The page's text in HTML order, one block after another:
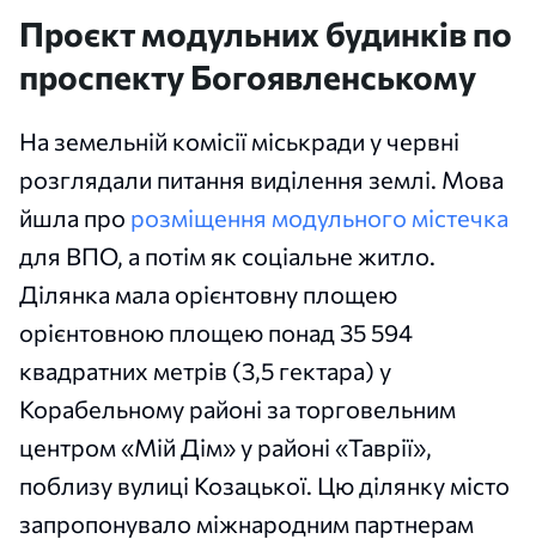
Проєкт модульних будинків по
проспекту Богоявленському
На земельній комісії міськради у червні
розглядали питання виділення землі. Мова
йшла про розміщення модульного містечка
для ВПО, а потім як соціальне житло.
Ділянка мала орієнтовну площею
орієнтовною площею понад 35 594
квадратних метрів (3,5 гектара) у
Корабельному районі за торговельним
центром «Мій Дім» у районі «Таврії»,
поблизу вулиці Козацької. Цю ділянку місто
запропонувало міжнародним партнерам